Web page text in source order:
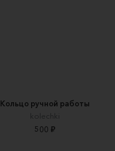
Кольцо ручной работы
kolechki
500 ₽